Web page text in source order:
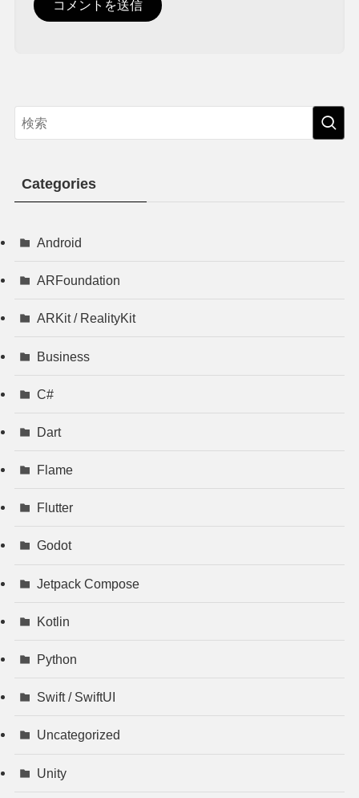
Categories
Android
ARFoundation
ARKit / RealityKit
Business
C#
Dart
Flame
Flutter
Godot
Jetpack Compose
Kotlin
Python
Swift / SwiftUI
Uncategorized
Unity